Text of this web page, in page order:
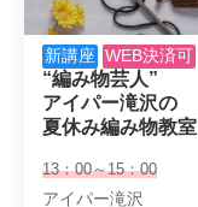
新講座 WEB決済可
“編み物芸人”
アイパー滝沢の
夏休み編み物教室
13：00～15：00
アイパー滝沢